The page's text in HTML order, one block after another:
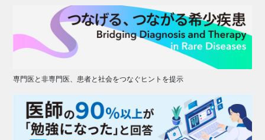
専門医と非専門医、患者と社会をつなぐヒントを提示